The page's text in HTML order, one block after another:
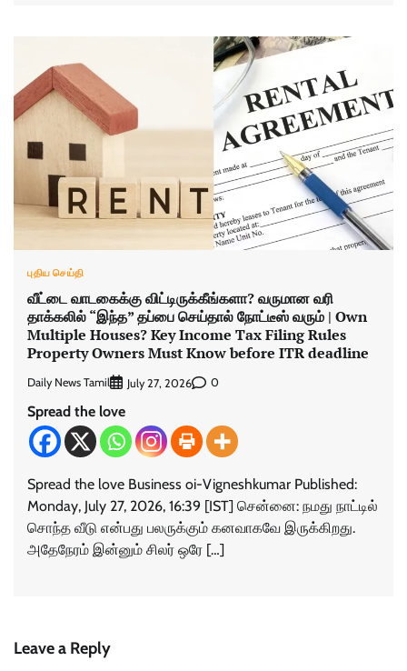
புதிய செய்தி
வீட்டை வாடகைக்கு விட்டிருக்கீங்களா? வருமான வரி
தாக்கலில் “இந்த” தப்பை செய்தால் நோட்டீஸ் வரும் | Own
Multiple Houses? Key Income Tax Filing Rules
Property Owners Must Know before ITR deadline
Daily News Tamil July 27, 2026 0
Spread the love
Spread the love Business oi-Vigneshkumar Published:
Monday, July 27, 2026, 16:39 [IST] சென்னை: நமது நாட்டில்
சொந்த வீடு என்பது பலருக்கும் கனவாகவே இருக்கிறது.
அதேநேரம் இன்னும் சிலர் ஒரே […]
Leave a Reply